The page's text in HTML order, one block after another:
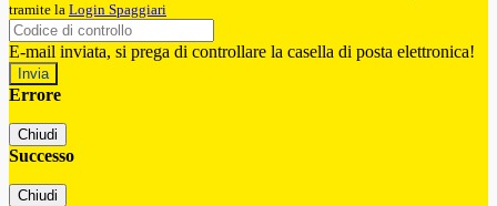
tramite la Login Spaggiari
E-mail inviata, si prega di controllare la casella di posta elettronica!
Errore
Chiudi
Successo
Chiudi